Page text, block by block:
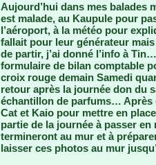
Aujourd’hui dans mes balades
est malade, au Kaupule pour
l’aéroport, à la météo pour
fallait pour leur générateur
de partir, j’ai donné l’info à
formulaire de bilan comptable
croix rouge demain Samedi
retour après la journée don du
échantillon de parfums… Après
Cat et Kaio pour mettre en
partie de la journée à passer
termineront au mur et à
laisser ces photos au mur